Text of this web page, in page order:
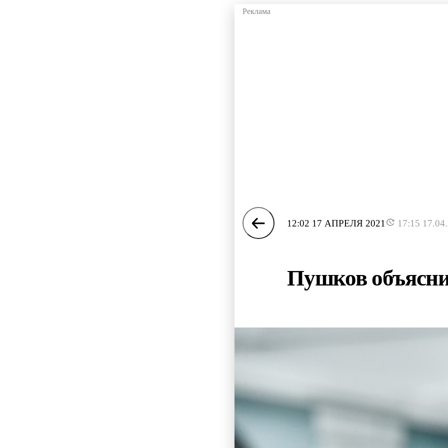
12:02 17 АПРЕЛЯ 2021 17:15
Пушков